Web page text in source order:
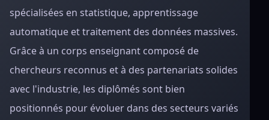
spécialisées en statistique, apprentissage
automatique et traitement des données massives.
Grâce à un corps enseignant composé de
chercheurs reconnus et à des partenariats solides
avec l'industrie, les diplômés sont bien
positionnés pour évoluer dans des secteurs variés